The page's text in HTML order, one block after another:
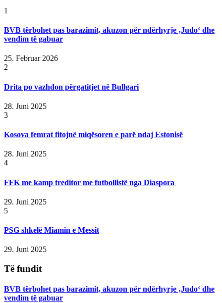
1
BVB tërbohet pas barazimit, akuzon për ndërhyrje ‚Judo‘ dhe
vendim të gabuar
25. Februar 2026
2
Drita po vazhdon përgatitjet në Bullgari
28. Juni 2025
3
Kosova femrat fitojnë miqësoren e parë ndaj Estonisë
28. Juni 2025
4
FFK me kamp treditor me futbollistë nga Diaspora
29. Juni 2025
5
PSG shkelë Miamin e Messit
29. Juni 2025
Të fundit
BVB tërbohet pas barazimit, akuzon për ndërhyrje ‚Judo‘ dhe
vendim të gabuar